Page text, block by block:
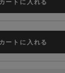
カートに入れる
カートに入れる